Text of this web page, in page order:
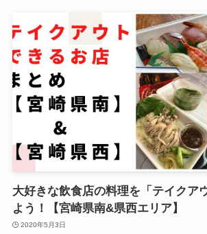
大好きな飲食店の料理を「テイクア
よう！【宮崎県南&県西エリア】
2020年5月3日